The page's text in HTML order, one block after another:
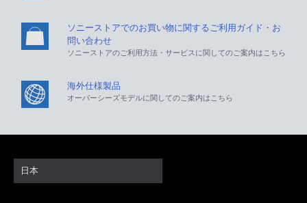
ソニーストアでのお買い物に関するご利用ガイド・お
問い合わせ
ソニーストアのご利用方法・サービスに関してのご案内はこちら
海外仕様製品
オーバーシーズモデルに関してのご案内はこちら
日本